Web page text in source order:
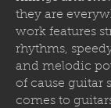
they are
work features
rhythms,
and melodic
of cause guitar
comes to